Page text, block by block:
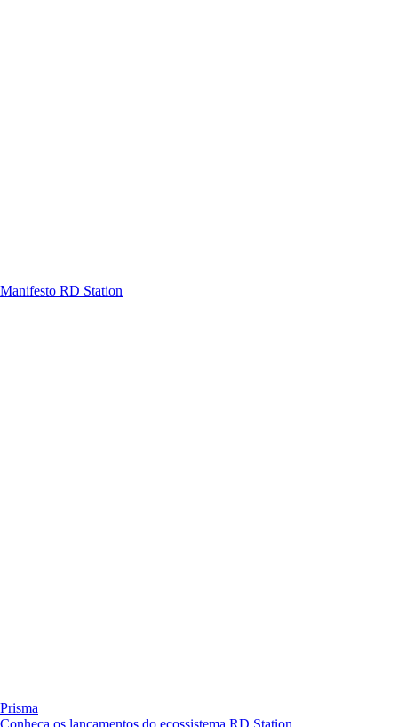
Manifesto RD Station
Prisma